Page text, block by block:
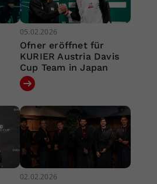
05.02.2026
Ofner eröffnet für
KURIER Austria Davis
Cup Team in Japan
02.02.2026